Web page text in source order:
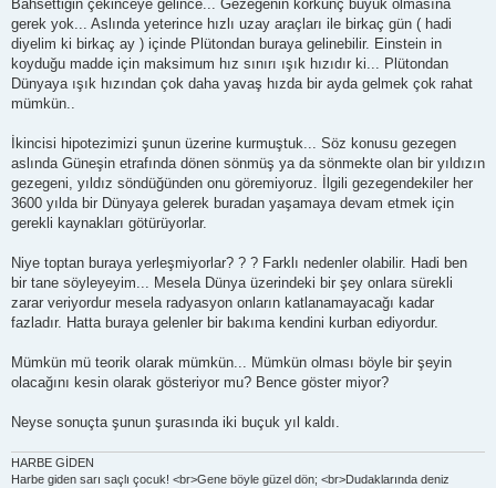
Bahsettiğin çekinceye gelince... Gezegenin korkunç büyük olmasına
gerek yok... Aslında yeterince hızlı uzay araçları ile birkaç gün ( hadi
diyelim ki birkaç ay ) içinde Plütondan buraya gelinebilir. Einstein in
koyduğu madde için maksimum hız sınırı ışık hızıdır ki... Plütondan
Dünyaya ışık hızından çok daha yavaş hızda bir ayda gelmek çok rahat
mümkün..
İkincisi hipotezimizi şunun üzerine kurmuştuk... Söz konusu gezegen
aslında Güneşin etrafında dönen sönmüş ya da sönmekte olan bir yıldızın
gezegeni, yıldız söndüğünden onu göremiyoruz. İlgili gezegendekiler her
3600 yılda bir Dünyaya gelerek buradan yaşamaya devam etmek için
gerekli kaynakları götürüyorlar.
Niye toptan buraya yerleşmiyorlar? ? ? Farklı nedenler olabilir. Hadi ben
bir tane söyleyeyim... Mesela Dünya üzerindeki bir şey onlara sürekli
zarar veriyordur mesela radyasyon onların katlanamayacağı kadar
fazladır. Hatta buraya gelenler bir bakıma kendini kurban ediyordur.
Mümkün mü teorik olarak mümkün... Mümkün olması böyle bir şeyin
olacağını kesin olarak gösteriyor mu? Bence göster miyor?
Neyse sonuçta şunun şurasında iki buçuk yıl kaldı.
HARBE GİDEN
Harbe giden sarı saçlı çocuk! <br>Gene böyle güzel dön; <br>Dudaklarında deniz